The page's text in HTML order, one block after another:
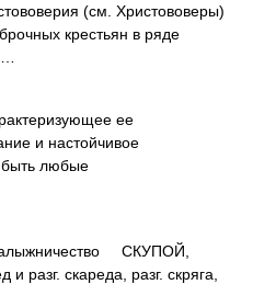
(см. Христововеры)
крестьян в ряде
ее
и настойчивое
быть любые
СКУПОЙ,
разг. скареда, разг. скряга,